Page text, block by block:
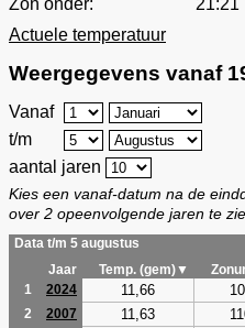
Actuele temperatuur
Weergegevens vanaf
Vanaf
t/m
aantal jaren
Kies een vanaf-datum na de
over 2 opeenvolgende jaren te
Data t/m 5 augustus
Jaar
Temp. (gem)▼
1
2024 11,66
2 2007 11,63